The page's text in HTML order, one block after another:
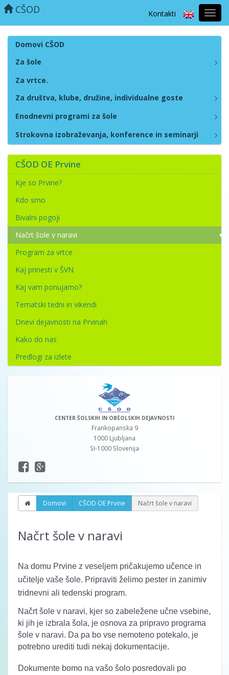
Kontakti
CŠOD
Domovi CŠOD
Za šole
Za vrtce.
Za društva, klube, družine, individualne goste
Enodnevni programi za šole
Strokovna izobraževanja, konference in seminarji
CŠOD OE Prvine
Kje so Prvine?
Kdo smo
Bivalni pogoji
Načrt šole v naravi
Program za vrtce
Kaj prinesti v ŠVN
Kaj vam ponujamo?
Tematski tedni in vikendi
Dnevi dejavnosti na Prvinah
Kako do nas
Predlogi za izlete
CENTER ŠOLSKIH IN OBŠOLSKIH DEJAVNOSTI
Frankopanska 9
1000 Ljubljana
SI-1000 Slovenija
Domovi CŠOD OE Prvine Načrt šole v naravi
Načrt šole v naravi
Na domu Prvine z veseljem pričakujemo učence in
učitelje vaše šole. Pripraviti želimo pester in zanimiv
tridnevni ali tedenski program.
Načrt šole v naravi, kjer so zabeležene učne vsebine,
ki jih je izbrala šola, je osnova za pripravo programa
šole v naravi. Da pa bo vse nemoteno potekalo, je
potrebno urediti tudi nekaj dokumentacije.
Dokumente bomo na vašo šolo posredovali po